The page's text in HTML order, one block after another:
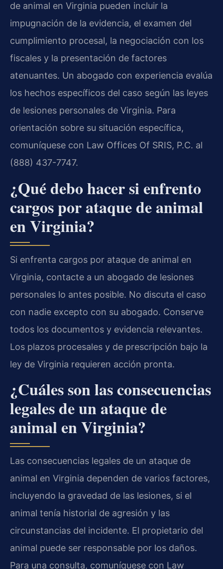
de animal en Virginia pueden incluir la
impugnación de la evidencia, el examen del
cumplimiento procesal, la negociación con los
fiscales y la presentación de factores
atenuantes. Un abogado con experiencia evalúa
los hechos específicos del caso según las leyes
de lesiones personales de Virginia. Para
orientación sobre su situación específica,
comuníquese con Law Offices Of SRIS, P.C. al
(888) 437-7747.
¿Qué debo hacer si enfrento
cargos por ataque de animal
en Virginia?
Si enfrenta cargos por ataque de animal en
Virginia, contacte a un abogado de lesiones
personales lo antes posible. No discuta el caso
con nadie excepto con su abogado. Conserve
todos los documentos y evidencia relevantes.
Los plazos procesales y de prescripción bajo la
ley de Virginia requieren acción pronta.
¿Cuáles son las consecuencias
legales de un ataque de
animal en Virginia?
Las consecuencias legales de un ataque de
animal en Virginia dependen de varios factores,
incluyendo la gravedad de las lesiones, si el
animal tenía historial de agresión y las
circunstancias del incidente. El propietario del
animal puede ser responsable por los daños.
Para una consulta, comuníquese con Law